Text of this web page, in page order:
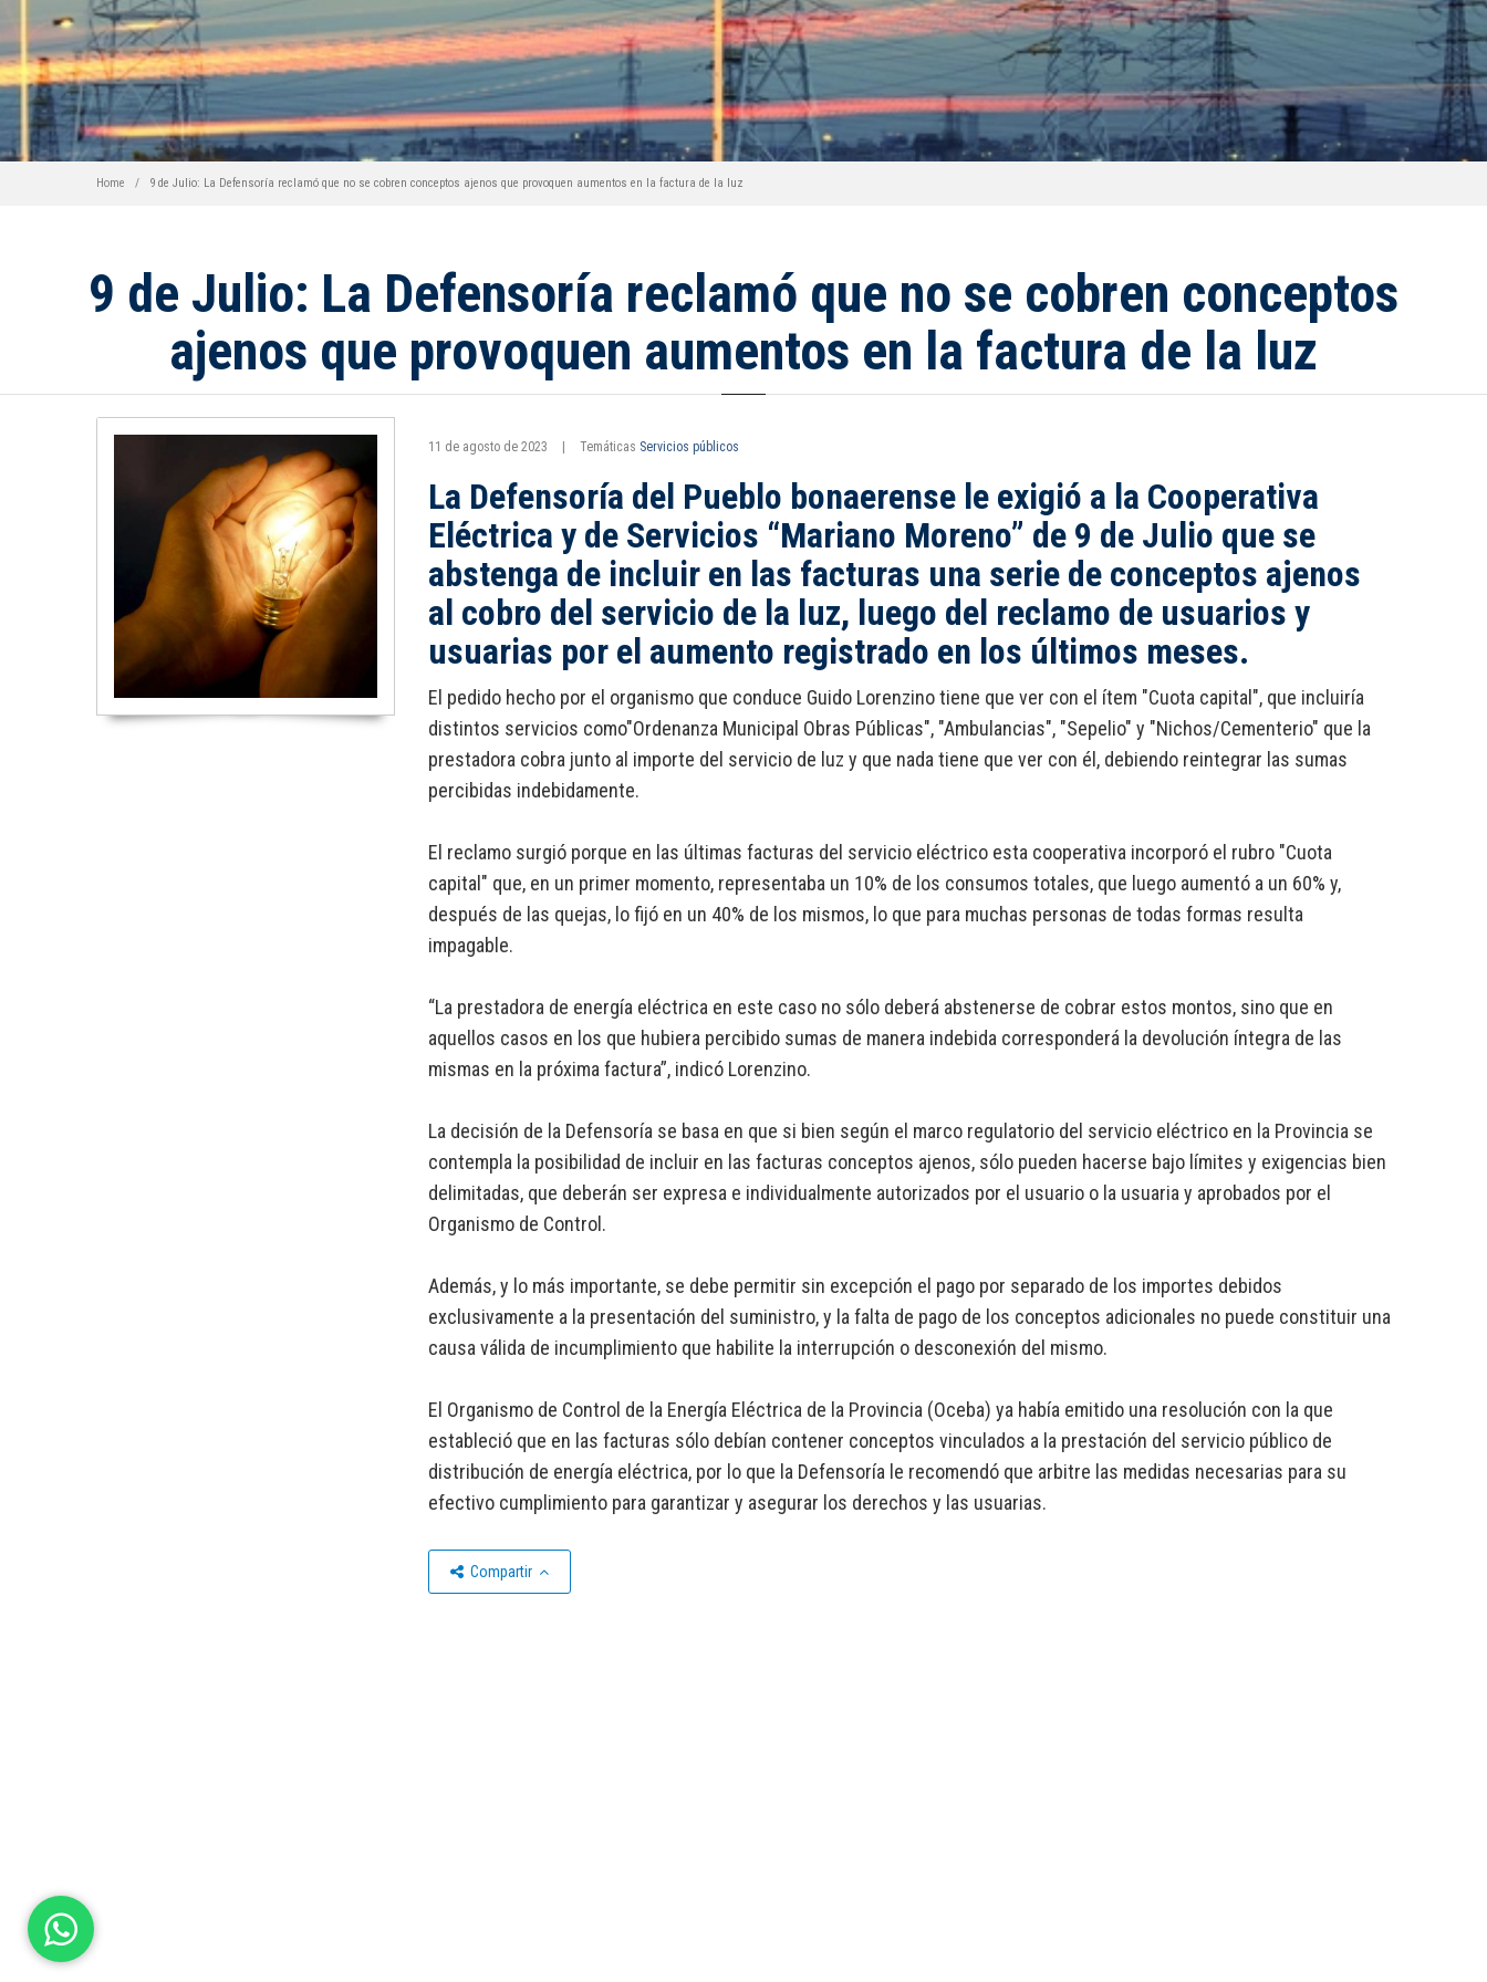
Home 9 de Julio: La Defensoría reclamó que no se cobren conceptos ajenos que provoquen aumentos en la factura de la luz
9 de Julio: La Defensoría reclamó que no se cobren conceptos
ajenos que provoquen aumentos en la factura de la luz
11 de agosto de 2023 Temáticas Servicios públicos
La Defensoría del Pueblo bonaerense le exigió a la Cooperativa
Eléctrica y de Servicios “Mariano Moreno” de 9 de Julio que se
abstenga de incluir en las facturas una serie de conceptos ajenos
al cobro del servicio de la luz, luego del reclamo de usuarios y
usuarias por el aumento registrado en los últimos meses.
El pedido hecho por el organismo que conduce Guido Lorenzino tiene que ver con el ítem "Cuota capital", que incluiría
distintos servicios como"Ordenanza Municipal Obras Públicas", "Ambulancias", "Sepelio" y "Nichos/Cementerio" que la
prestadora cobra junto al importe del servicio de luz y que nada tiene que ver con él, debiendo reintegrar las sumas
percibidas indebidamente.
El reclamo surgió porque en las últimas facturas del servicio eléctrico esta cooperativa incorporó el rubro "Cuota
capital" que, en un primer momento, representaba un 10% de los consumos totales, que luego aumentó a un 60% y,
después de las quejas, lo fijó en un 40% de los mismos, lo que para muchas personas de todas formas resulta
impagable.
“La prestadora de energía eléctrica en este caso no sólo deberá abstenerse de cobrar estos montos, sino que en
aquellos casos en los que hubiera percibido sumas de manera indebida corresponderá la devolución íntegra de las
mismas en la próxima factura”, indicó Lorenzino.
La decisión de la Defensoría se basa en que si bien según el marco regulatorio del servicio eléctrico en la Provincia se
contempla la posibilidad de incluir en las facturas conceptos ajenos, sólo pueden hacerse bajo límites y exigencias bien
delimitadas, que deberán ser expresa e individualmente autorizados por el usuario o la usuaria y aprobados por el
Organismo de Control.
Además, y lo más importante, se debe permitir sin excepción el pago por separado de los importes debidos
exclusivamente a la presentación del suministro, y la falta de pago de los conceptos adicionales no puede constituir una
causa válida de incumplimiento que habilite la interrupción o desconexión del mismo.
El Organismo de Control de la Energía Eléctrica de la Provincia (Oceba) ya había emitido una resolución con la que
estableció que en las facturas sólo debían contener conceptos vinculados a la prestación del servicio público de
distribución de energía eléctrica, por lo que la Defensoría le recomendó que arbitre las medidas necesarias para su
efectivo cumplimiento para garantizar y asegurar los derechos y las usuarias.
Compartir